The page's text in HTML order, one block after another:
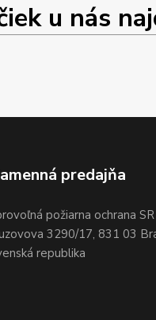
u nás
predajňa
požiarna ochrana SR
3290/17, 831 03
republika